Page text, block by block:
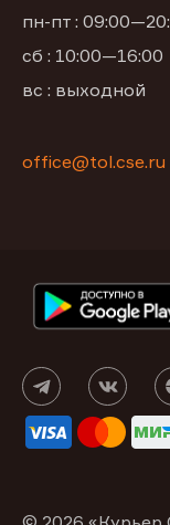
пн-пт :
сб : 10:00—16:00
вс : выходной
office@tol.cse.ru